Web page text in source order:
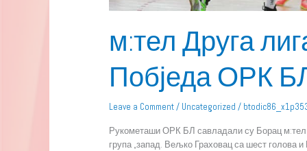
м:тел Друга
Побједа ОРК
Leave a Comment/ Uncategorized /
Рукометаши ОРК БЛ савладали су Борац м:тел
група „запад. Вељко Граховац са шест голова